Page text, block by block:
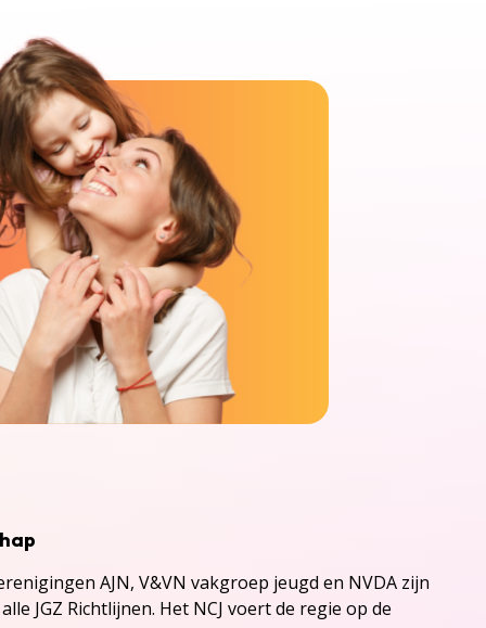
AJN, V&VN vakgroep jeugd en NVDA zijn
JGZ Richtlijnen. Het NCJ voert de regie op de